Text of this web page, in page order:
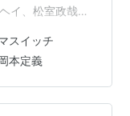
イ、松室政哉、
・スガシカオが
が参加していま
スイッチ）、元
STUFF コ
スイッチ
本定義